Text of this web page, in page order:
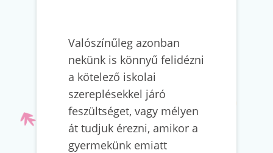
Valószínűleg azonban
nekünk is könnyű felidézni
a kötelező iskolai
szereplésekkel járó
feszültséget, vagy mélyen
át tudjuk érezni, amikor a
gyermekünk emiatt